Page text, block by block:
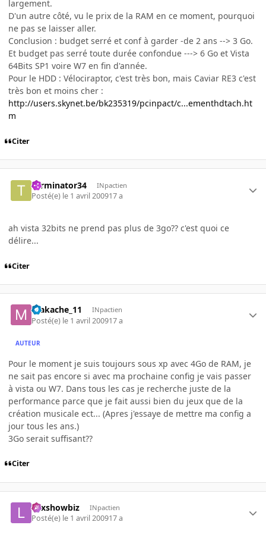
largement.
D'un autre côté, vu le prix de la RAM en ce moment, pourquoi
ne pas se laisser aller.
Conclusion : budget serré et conf à garder -de 2 ans --> 3 Go.
Et budget pas serré toute durée confondue ---> 6 Go et Vista
64Bits SP1 voire W7 en fin d'année.
Pour le HDD : Vélociraptor, c'est très bon, mais Caviar RE3 c'est
très bon et moins cher :
http://users.skynet.be/bk235319/pcinpact/c...ementhdtach.ht
m
Citer
Terminator34 INpactien
Posté(e) le 1 avril 200917 a
ah vista 32bits ne prend pas plus de 3go?? c'est quoi ce
délire...
Citer
makache_11 INpactien
Posté(e) le 1 avril 200917 a
AUTEUR
Pour le moment je suis toujours sous xp avec 4Go de RAM, je
ne sait pas encore si avec ma prochaine config je vais passer
à vista ou W7. Dans tous les cas je recherche juste de la
performance parce que je fait aussi bien du jeux que de la
création musicale ect... (Apres j'essaye de mettre ma config a
jour tous les ans.)
3Go serait suffisant??
Citer
Lexshowbiz INpactien
Posté(e) le 1 avril 200917 a